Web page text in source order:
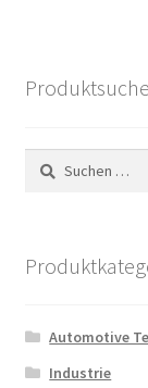
Produktsuche
Suchen
nach:
Automotive
Industrie